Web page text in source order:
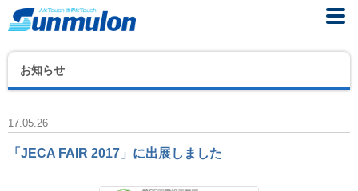
お知らせ
17.05.26
「JECA FAIR 2017」に出展しました